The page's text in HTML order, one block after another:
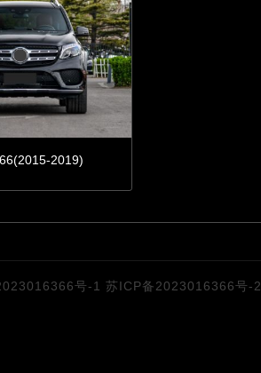
2019)
号-1 苏ICP备2023016366号-2